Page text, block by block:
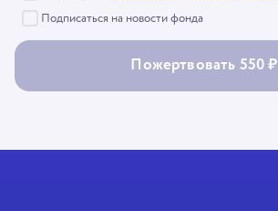
Подписаться на новости фонда
Пожертвовать 550 ₽